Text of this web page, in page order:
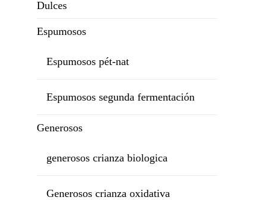
Dulces
Espumosos
Espumosos pét-nat
Espumosos segunda fermentación
Generosos
generosos crianza biologica
Generosos crianza oxidativa